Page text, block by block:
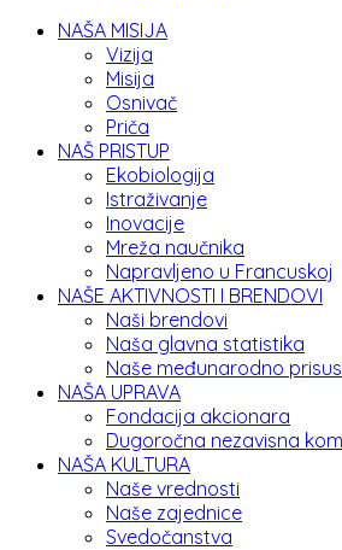
NAŠA MISIJA
Vizija
Misija
Osnivač
Priča
NAŠ PRISTUP
Ekobiologija
Istraživanje
Inovacije
Mreža naučnika
Napravljeno u Francuskoj
NAŠE AKTIVNOSTI I BRENDOVI
Naši brendovi
Naša glavna statistika
Naše međunarodno
NAŠA UPRAVA
Fondacija akcionara
Dugoročna nezavisna
NAŠA KULTURA
Naše vrednosti
Naše zajednice
Svedočanstva